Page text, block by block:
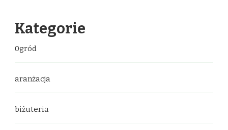
Kategorie
0gród
aranżacja
biżuteria